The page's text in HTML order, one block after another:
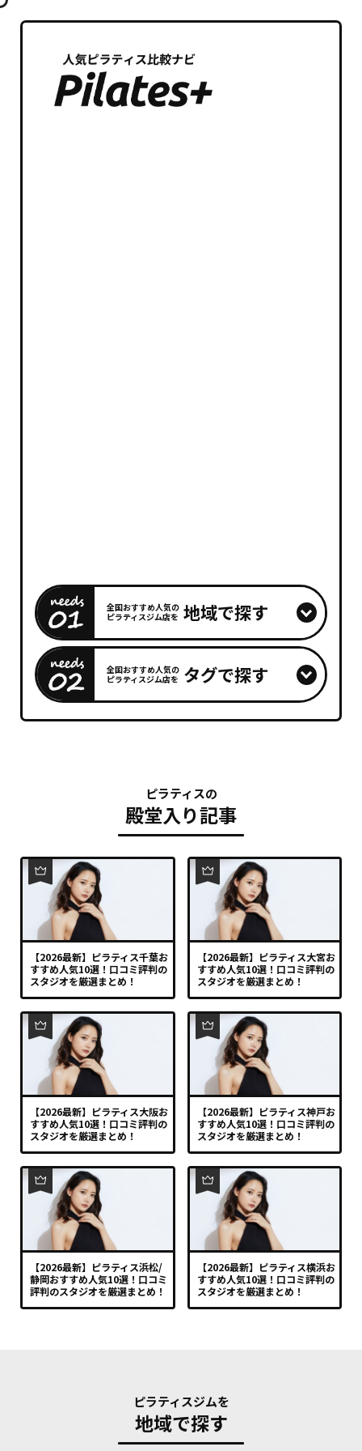
全国おすすめ人気の
ピラティスジム店を 地域で探す
全国おすすめ人気の
ピラティスジム店を タグで探す
ピラティスの
殿堂入り記事
【2026最新】ピラティス千葉お
すすめ人気10選！口コミ評判の
スタジオを厳選まとめ！
【2026最新】ピラティス大宮お
すすめ人気10選！口コミ評判の
スタジオを厳選まとめ！
【2026最新】ピラティス大阪お
すすめ人気10選！口コミ評判の
スタジオを厳選まとめ！
【2026最新】ピラティス神戸お
すすめ人気10選！口コミ評判の
スタジオを厳選まとめ！
【2026最新】ピラティス浜松/
静岡おすすめ人気10選！口コミ
評判のスタジオを厳選まとめ！
【2026最新】ピラティス横浜お
すすめ人気10選！口コミ評判の
スタジオを厳選まとめ！
ピラティスジムを
地域で探す